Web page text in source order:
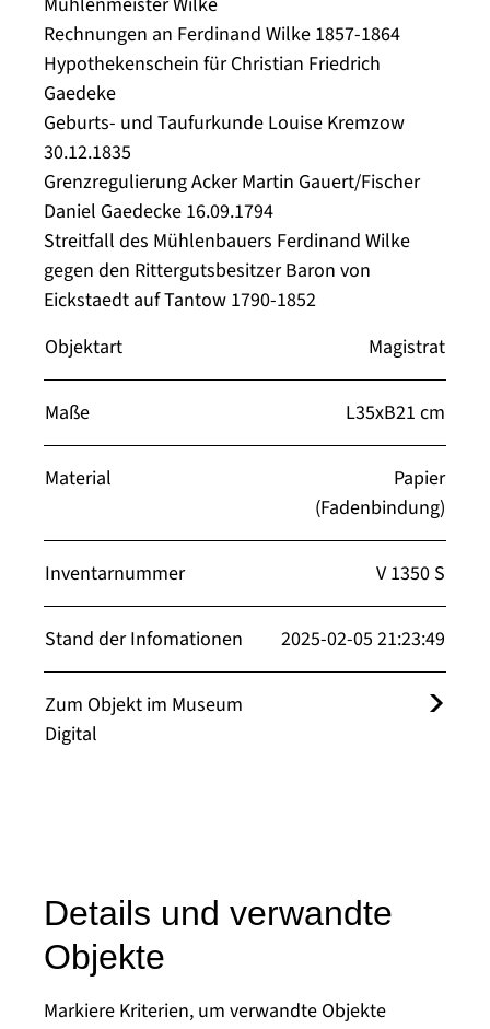
Rechnungen an Ferdinand Wilke 1857-1864
Hypothekenschein für Christian Friedrich
Gaedeke
Geburts- und Taufurkunde Louise Kremzow
30.12.1835
Grenzregulierung Acker Martin Gauert/Fischer
Daniel Gaedecke 16.09.1794
Streitfall des Mühlenbauers Ferdinand Wilke
gegen den Rittergutsbesitzer Baron von
Eickstaedt auf Tantow 1790-1852
Objektart
Magistrat
Maße L35xB21 cm
Material
Papier
(Fadenbindung)
Inventarnummer V 1350 S
Stand der Infomationen 2025-02-05 21:23:49
Zum Objekt im Museum
Digital
Details und verwandte
Objekte
Markiere Kriterien, um verwandte Objekte